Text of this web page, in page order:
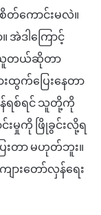
ောင်းမလဲ။
အဲဒါကြောင့်
ယူတယ်ဆိုတာ
က်ပြေးနေတာ
ရစ်ရင် သူတို့ကို
းမှုကို ဖြိုခွင်းလို့ရ
းတာ မဟုတ်ဘူး။
ျားတော်လှန်ရေး